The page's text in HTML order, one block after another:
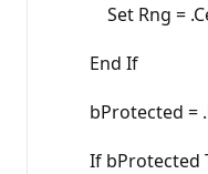
Set Rng =
End If
bProtected =
If bProtected